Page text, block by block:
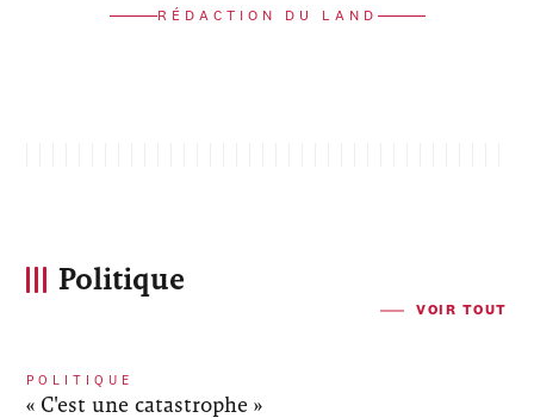
RÉDACTION DU LAND
Politique
VOIR TOUT
POLITIQUE
« C'est une catastrophe »